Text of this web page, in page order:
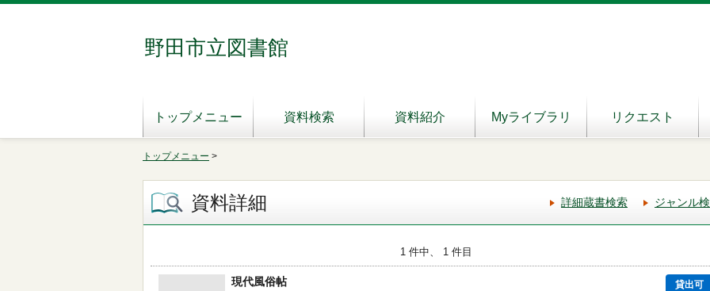
野田市立図書館
トップメニュー 資料検索 資料紹介 Myライブラリ リクエスト
トップメニュー >
資料詳細 詳細蔵書検索 ジャンル
1 件中、 1 件目
現代風俗帖 貸出可